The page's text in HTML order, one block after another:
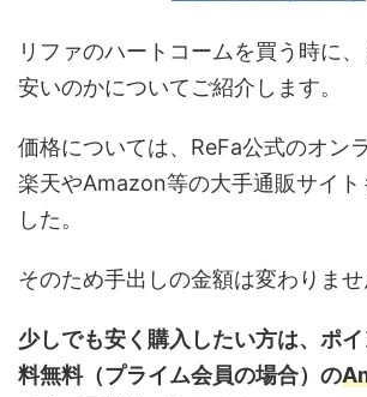
リファのハートコームを買う時に
安いのかについてご紹介します。
価格については、ReFa公式のオン
楽天やAmazon等の大手通販サイ
した。
そのため手出しの金額は変わりませ
少しでも安く購入したい方は、ポ
料無料（プライム会員の場合）の